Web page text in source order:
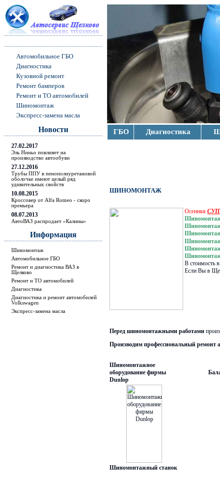
Автомобильное ГБО
Диагностика
Кузовной ремонт
Ремонт бамперов
Ремонт и ТО автомобилей
Шиномонтаж
Экспресс-замена масла
Новости
27.02.2017
Эль Ниньо повлияет на
производство автообуви
27.12.2016
Трубы ППУ в пенополиуретановой
оболочке имеют целый ряд
удивительных свойств
10.08.2015
Кроссовер от Alfa Romeo - скоро
премьера
08.07.2013
АвтоВАЗ распродает «Калины»
Информация
Шиномонтаж
Автомобильное ГБО
Ремонт и диагностика ВАЗ в
Щелково
Ремонт и ТО автомобилей
Диагностика
Диагностика и ремонт автомобилей
Volkswagen
Экспресс-замена масла
ГБО Диагностика
ШИНОМОНТАЖ
Осенняя
Шиномонтаж
В стоимость
Если Вы в
Перед шиномонтажными работами
Производим профессиональный ремонт
Шиномонтажное
оборудование фирмы
Dunlop
Шиномонтажный станок